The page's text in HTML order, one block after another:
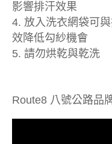
影響排汗效果
4. 放入洗衣網袋可
效降低勾紗機會
5. 請勿烘乾與乾洗
Route8 八號公路品